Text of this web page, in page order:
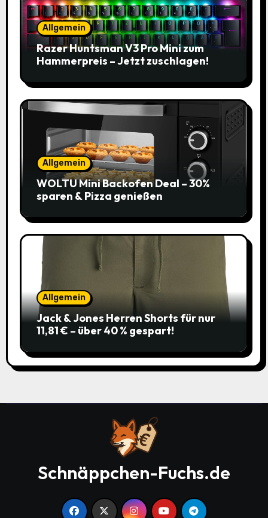
Allgemein
Razer Huntsman V3 Pro Mini zum
Hammerpreis – Jetzt zuschlagen!
Allgemein
WOLTU Mini Backofen Deal – 30%
sparen & Pizza genießen
Allgemein
Jack & Jones Herren Shorts für nur
11,81 € – über 40 % gespart!
Schnäppchen-Fuchs.de